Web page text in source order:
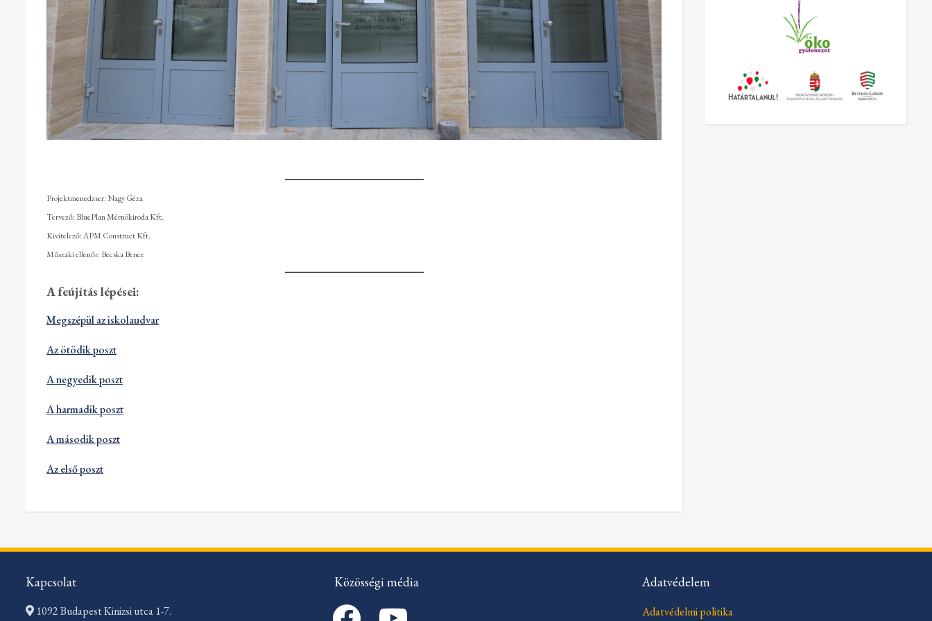
Projektmenedzser: Nagy Géza
Tervező: BluePlan Mérnökiroda Kft.
Kivitelező: APM Construct Kft.
Műszaki ellenőr: Becska Bence
A feújítás lépései:
Megszépül az iskolaudvar
Az ötödik poszt
A negyedik poszt
A harmadik poszt
A második poszt
Az első poszt
Kapcsolat
1092 Budapest Kinizsi utca 1-7.
Közösségi média
facebook youtube
Adatvédelem
Adatvédelmi politika